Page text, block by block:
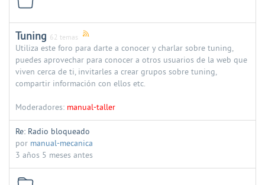
Tuning 62 temas
Utiliza este foro para darte a conocer y charlar sobre tuning,
puedes aprovechar para conocer a otros usuarios de la web que
viven cerca de ti, invitarles a crear grupos sobre tuning,
compartir información con ellos etc.
Moderadores: manual-taller
Re: Radio bloqueado
por manual-mecanica
3 años 5 meses antes